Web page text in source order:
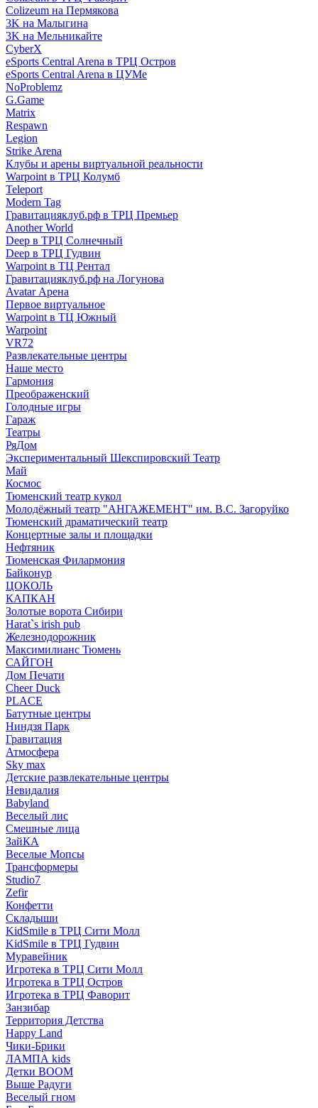
Colizeum на Пермякова
3K на Малыгина
3K на Мельникайте
CyberX
eSports Central Arena в ТРЦ Остров
eSports Central Arena в ЦУМе
NoProblemz
G.Game
Matrix
Respawn
Legion
Strike Arena
Клубы и арены виртуальной реальности
Warpoint в ТРЦ Колумб
Teleport
Modern Tag
Гравитацияклуб.рф в ТРЦ Премьер
Another World
Deep в ТРЦ Солнечный
Deep в ТРЦ Гудвин
Warpoint в ТЦ Рентал
Гравитацияклуб.рф на Логунова
Avatar Арена
Первое виртуальное
Warpoint в ТЦ Южный
Warpoint
VR72
Развлекательные центры
Наше место
Гармония
Преображенский
Голодные игры
Гараж
Театры
РяДом
Экспериментальный Шекспировский Театр
Май
Космос
Тюменский театр кукол
Молодёжный театр "АНГАЖЕМЕНТ" им. В.С. Загоруйко
Тюменский драматический театр
Концертные залы и площадки
Нефтяник
Тюменская Филармония
Байконур
ЦОКОЛЬ
КАПКАН
Золотые ворота Сибири
Harat`s irish pub
Железнодорожник
Максимилианс Тюмень
САЙГОН
Дом Печати
Cheer Duck
PLACE
Батутные центры
Ниндзя Парк
Гравитация
Атмосфера
Sky max
Детские развлекательные центры
Невидалия
Babyland
Веселый лис
Смешные лица
ЗайКА
Веселые Мопсы
Трансформеры
Studio7
Zefir
Конфетти
Складыши
KidSmile в ТРЦ Сити Молл
KidSmile в ТРЦ Гудвин
Муравейник
Игротека в ТРЦ Сити Молл
Игротека в ТРЦ Остров
Игротека в ТРЦ Фаворит
Занзибар
Территория Детства
Happy Land
Чики-Брики
ЛАМПА kids
Детки BOOM
Выше Радуги
Веселый гном